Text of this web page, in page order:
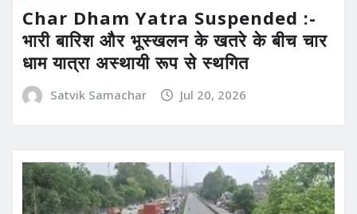
Char Dham Yatra Suspended :-
भारी बारिश और भूस्खलन के खतरे के बीच चार
धाम यात्रा अस्थायी रूप से स्थगित
Satvik Samachar Jul 20, 2026